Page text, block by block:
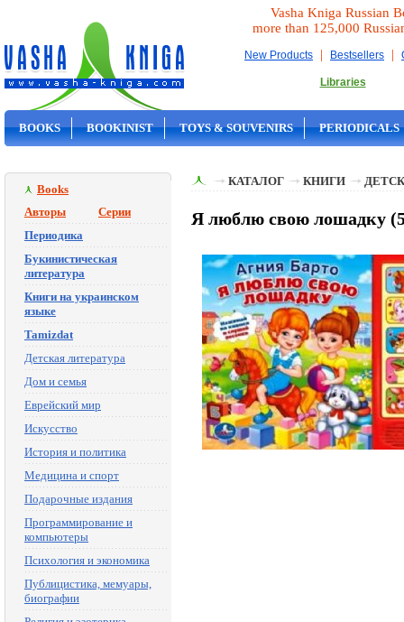
Vasha Kniga Russian
more than 125,000
New Products | Bestsellers |
Libraries
BOOKS BOOKINIST TOYS & SOUVENIRS PERIODICALS
Books
Авторы
Серии
Периодика
Букинистическая
литература
Книги на украинском
языке
Tamizdat
Детская литература
Дом и семья
Еврейский мир
Искусство
История и политика
Медицина и спорт
Подарочные издания
Программирование и
компьютеры
Психология и экономика
Публицистика, мемуары,
биографии
КАТАЛОГ КНИГИ
Я люблю свою лошадку